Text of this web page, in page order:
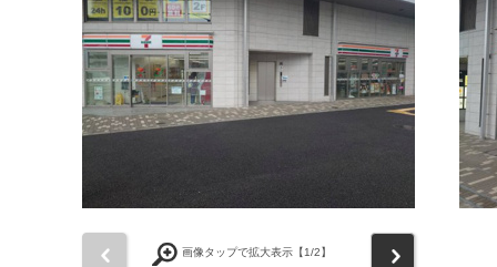
画像タップで拡大表示【1/2】